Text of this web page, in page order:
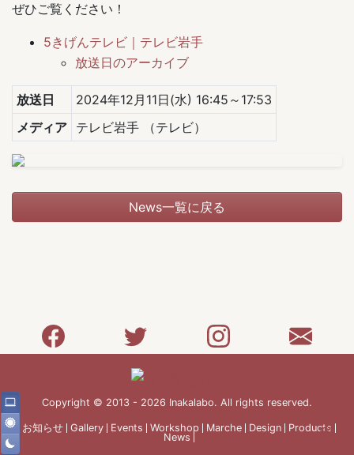
ぜひご覧ください！
5きげんテレビ｜テレビ岩手
放送日のアーカイブ
放送日
2024年12月11日(水) 16:45～17:53
メディア
テレビ岩手 （テレビ）
News一覧に戻る
Copyright © 2013 - 2026 Inakalabo. All rights reserved.
お知らせ Gallery Events Workshop Marche Design
Products
News